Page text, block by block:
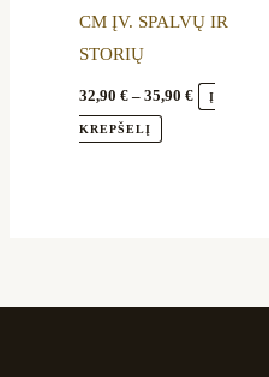
CM ĮV. SPALVŲ IR
STORIŲ
32,90€ – 35,90€ Į
KREPŠELĮ
on
product